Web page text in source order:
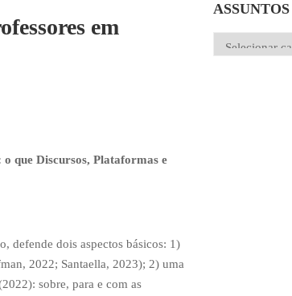
em
que Discursos, Plataformas e
defende dois aspectos básicos: 1)
2022; Santaella, 2023); 2) uma
sobre, para e com as
ASSUNTOS
Assuntos